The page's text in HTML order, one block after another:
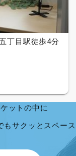
丁目駅徒歩4分
ットの中に
もサクッとスペース